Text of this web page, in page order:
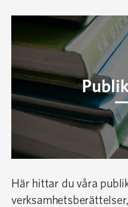
Här hittar du våra